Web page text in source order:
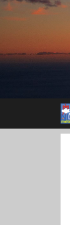
Aller